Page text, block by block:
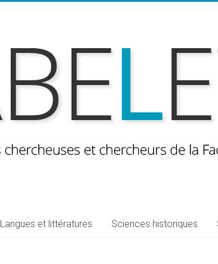
Langues et littératures Sciences historiques